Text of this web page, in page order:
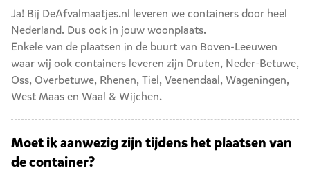
Ja! Bij DeAfvalmaatjes.nl leveren we containers door heel
Nederland. Dus ook in jouw woonplaats.
Enkele van de plaatsen in de buurt van Boven-Leeuwen
waar wij ook containers leveren zijn Druten, Neder-Betuwe,
Oss, Overbetuwe, Rhenen, Tiel, Veenendaal, Wageningen,
West Maas en Waal & Wijchen.
Moet ik aanwezig zijn tijdens het plaatsen van
de container?